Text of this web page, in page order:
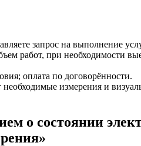
запрос на выполнение
работ, при необходимости
оплата по договорённости.
измерения и
о состоянии